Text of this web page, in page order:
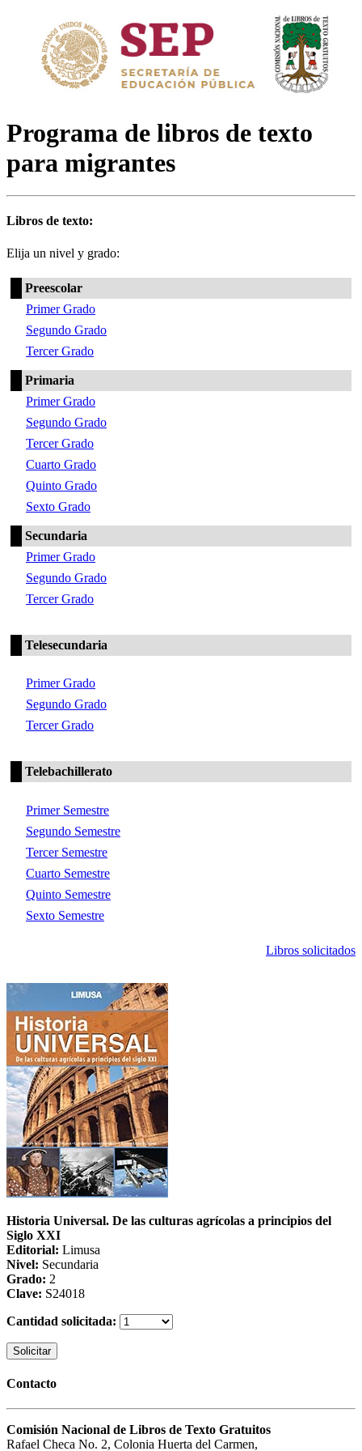
Programa de libros de texto
para migrantes
Libros de texto:
Elija un nivel y grado:
Preescolar
Primer Grado
Segundo Grado
Tercer Grado
Primaria
Primer Grado
Segundo Grado
Tercer Grado
Cuarto Grado
Quinto Grado
Sexto Grado
Secundaria
Primer Grado
Segundo Grado
Tercer Grado
Telesecundaria
Primer Grado
Segundo Grado
Tercer Grado
Telebachillerato
Primer Semestre
Segundo Semestre
Tercer Semestre
Cuarto Semestre
Quinto Semestre
Sexto Semestre
Libros solicitados
Historia Universal. De las culturas agrícolas a principios del
Siglo XXI
Editorial: Limusa
Nivel: Secundaria
Grado: 2
Clave: S24018
Cantidad solicitada:
Solicitar
Contacto
Comisión Nacional de Libros de Texto Gratuitos
Rafael Checa No. 2, Colonia Huerta del Carmen,